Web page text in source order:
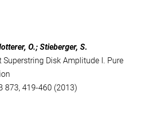
O.; Stieberger, S.
Superstring Disk Amplitude I. Pure
873, 419-460 (2013)